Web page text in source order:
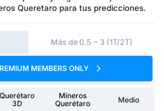
Queretaro para tus predicciones.
Más de 0.5 ~ 3 (1T/2T)
MEMBERS ONLY
Querétaro
3D
Mineros
Querétaro
Medio